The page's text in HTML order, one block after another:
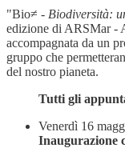
"Bio≠ - Biodiversità:
edizione di ARSMar -
accompagnata da un
gruppo che
del nostro pianeta.
Tutti gli
Venerdì 16
Inaugurazione